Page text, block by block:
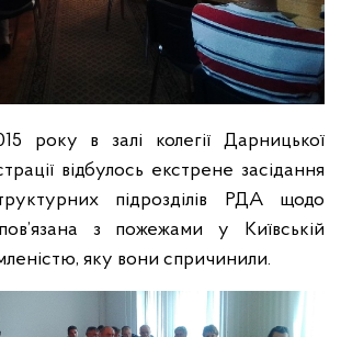
року в залі колегії Дарницької
відбулось екстрене засідання
підрозділів РДА щодо
з пожежами у Київській
яку вони спричинили.